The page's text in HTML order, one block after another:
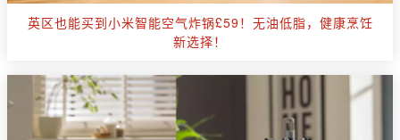
英区也能买到小米智能空气炸锅£59！无油低脂，健康烹饪
新选择！